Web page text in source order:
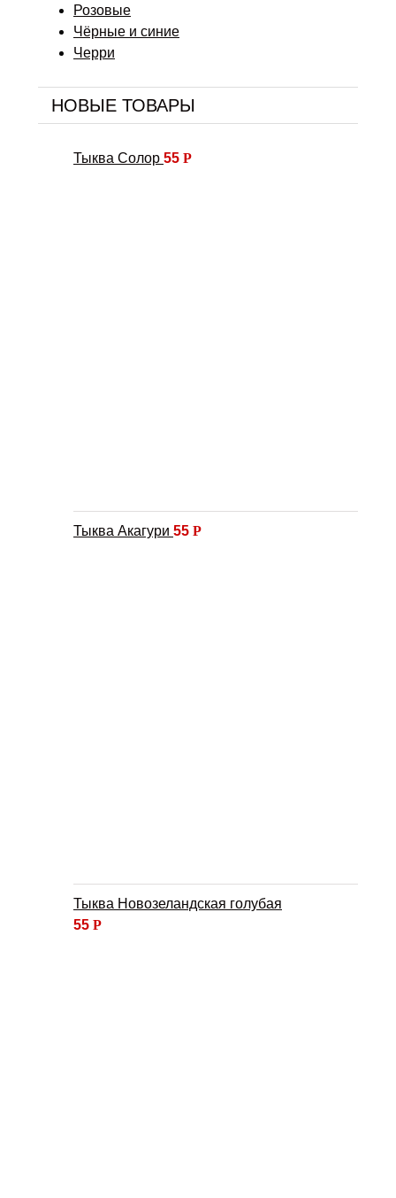
Розовые
Чёрные и синие
Черри
НОВЫЕ ТОВАРЫ
Тыква Солор 55 Р
Тыква Акагури 55 Р
Тыква Новозеландская голубая
55 Р